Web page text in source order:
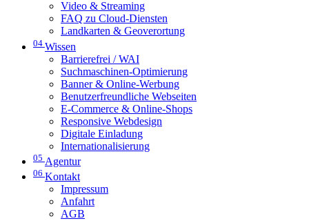
Video & Streaming
FAQ zu Cloud-Diensten
Landkarten & Geoverortung
04 Wissen
Barrierefrei / WAI
Suchmaschinen-Optimierung
Banner & Online-Werbung
Benutzerfreundliche Webseiten
E-Commerce & Online-Shops
Responsive Webdesign
Digitale Einladung
Internationalisierung
05 Agentur
06 Kontakt
Impressum
Anfahrt
AGB